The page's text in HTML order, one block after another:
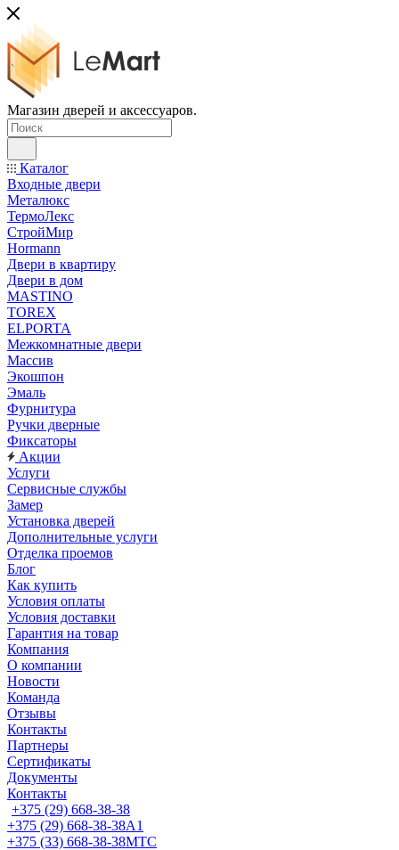
Магазин дверей и аксессуаров.
Каталог
Входные двери
Металюкс
ТермоЛекс
СтройМир
Hormann
Двери в квартиру
Двери в дом
MASTINO
TOREX
ELPORTA
Межкомнатные двери
Массив
Экошпон
Эмаль
Фурнитура
Ручки дверные
Фиксаторы
Акции
Услуги
Сервисные службы
Замер
Установка дверей
Дополнительные услуги
Отделка проемов
Блог
Как купить
Условия оплаты
Условия доставки
Гарантия на товар
Компания
О компании
Новости
Команда
Отзывы
Контакты
Партнеры
Сертификаты
Документы
Контакты
+375 (29) 668-38-38
+375 (29) 668-38-38A1
+375 (33) 668-38-38МТС